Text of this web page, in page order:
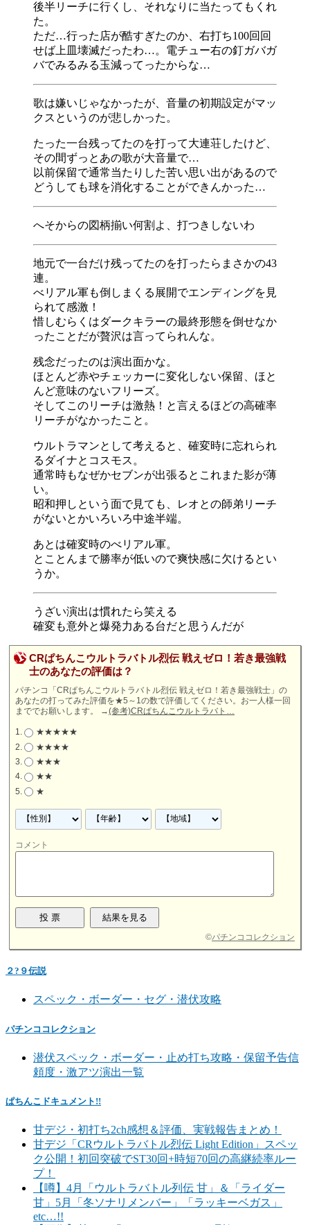
後半リーチに行くし、それなりに当たってもくれ
た。
ただ…行った店が酷すぎたのか、右打ち100回回
せば上皿壊滅だったわ…。電チュー右の釘ガバガ
バでみるみる玉減ってったからな…
歌は嫌いじゃなかったが、音量の初期設定がマッ
クスというのが悲しかった。
たった一台残ってたのを打って大連荘したけど、
その間ずっとあの歌が大音量で…
以前保留で通常当たりした苦い思い出があるので
どうしても球を消化することができんかった…
へそからの図柄揃い何割よ、打つきしないわ
地元で一台だけ残ってたのを打ったらまさかの43
連。
べリアル軍も倒しまくる展開でエンディングを見
られて感激！
惜しむらくはダークキラーの最終形態を倒せなか
ったことだが贅沢は言ってられんな。
残念だったのは演出面かな。
ほとんど赤やチェッカーに変化しない保留、ほと
んど意味のないフリーズ。
そしてこのリーチは激熱！と言えるほどの高確率
リーチがなかったこと。
ウルトラマンとして考えると、確変時に忘れられ
るダイナとコスモス。
通常時もなぜかセブンが出張るとこれまた影が薄
い。
昭和押しという面で見ても、レオとの師弟リーチ
がないとかいろいろ中途半端。
あとは確変時のべリアル軍。
とことんまで勝率が低いので爽快感に欠けるとい
うか。
うざい演出は慣れたら笑える
確変も意外と爆発力ある台だと思うんだが
CRぱちんこウルトラバトル烈伝 戦えゼロ！若き最強戦
士のあなたの評価は？
パチンコ「CRぱちんこウルトラバトル烈伝 戦えゼロ！若き最強戦士」の
あなたの打ってみた評価を★5～1の数で評価してください。お一人様一回
まででお願いします。
→(参考)CRぱちんこウルトラバト…
★★★★★
★★★★
★★★
★★
★
コメント
©パチンココレクション
２?９伝説
スペック・ボーダー・セグ・潜伏攻略
パチンココレクション
潜伏スペック・ボーダー・止め打ち攻略・保留予告信
頼度・激アツ演出一覧
ぱちんこドキュメント!!
甘デジ・初打ち2ch感想＆評価、実戦報告まとめ！
甘デジ「CRウルトラバトル烈伝 Light Edition」スペッ
ク公開！初回突破でST30回+時短70回の高継続率ルー
プ！
【噂】4月「ウルトラバトル列伝 甘」＆「ライダー
甘」5月「冬ソナリメンバー」「ラッキーベガス」
etc…!!